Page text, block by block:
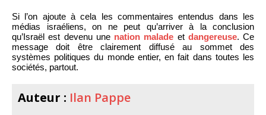
Si l’on ajoute à cela les commentaires entendus dans les
médias israéliens, on ne peut qu’arriver à la conclusion
qu’Israël est devenu une nation malade et dangereuse. Ce
message doit être clairement diffusé au sommet des
systèmes politiques du monde entier, en fait dans toutes les
sociétés, partout.
Auteur : Ilan Pappe